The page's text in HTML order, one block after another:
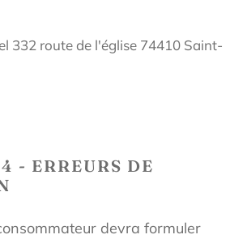
332 route de l'église 74410 Saint-
- ERREURS DE
devra formuler